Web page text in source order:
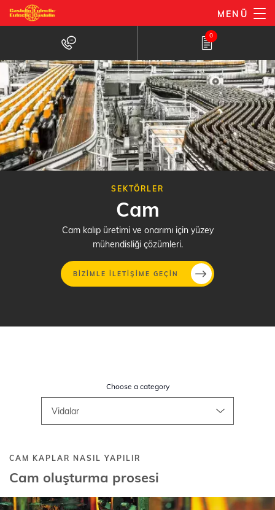
Ana
içeriğe
MENÜ
0
SEKTÖRLER
Cam
Cam kalıp üretimi ve onarımı için yüzey
mühendisliği çözümleri.
BIZIMLE ILETIŞIME GEÇIN
Choose a category
CAM KAPLAR NASIL YAPILIR
Cam oluşturma prosesi